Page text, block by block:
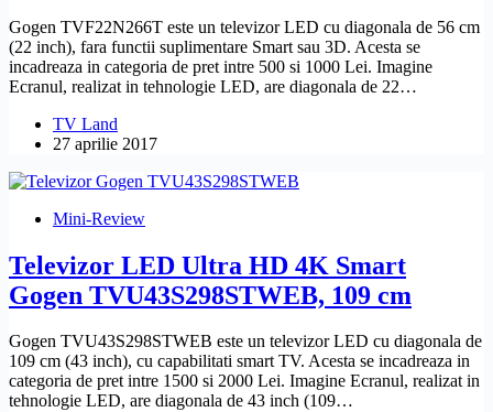
Gogen TVF22N266T este un televizor LED cu diagonala de 56 cm
(22 inch), fara functii suplimentare Smart sau 3D. Acesta se
incadreaza in categoria de pret intre 500 si 1000 Lei. Imagine
Ecranul, realizat in tehnologie LED, are diagonala de 22…
TV Land
27 aprilie 2017
Mini-Review
Televizor LED Ultra HD 4K Smart
Gogen TVU43S298STWEB, 109 cm
Gogen TVU43S298STWEB este un televizor LED cu diagonala de
109 cm (43 inch), cu capabilitati smart TV. Acesta se incadreaza in
categoria de pret intre 1500 si 2000 Lei. Imagine Ecranul, realizat in
tehnologie LED, are diagonala de 43 inch (109…